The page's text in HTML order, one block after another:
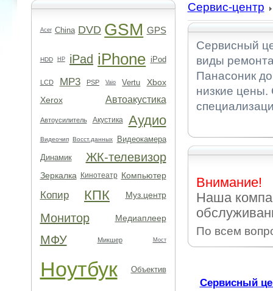
Acer China DVD GSM GPS
HDD HP iPad iPhone iPod
LCD MP3 PSP Vaio Vertu
Xbox
Xerox
Автоакустика
Автоусилитель Акустика Аудио
Видеочип Восст.данных
Видеокамера
Динамик
ЖК-телевизор
Зеркалка Кинотеатр Компьютер
Копир КПК Муз.центр
Монитор Медиаплеер
МФУ Микшер Мост
Ноутбук Объектив
Сервис-центр
Сервисный
виды
Панасоник
низкие
Внимание!
Наша
По всем
Сервисный